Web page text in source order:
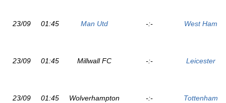
23/09 01:45 Man Utd -:- West Ham
23/09 01:45 Millwall FC -:- Leicester
23/09 01:45 Wolverhampton -:- Tottenham